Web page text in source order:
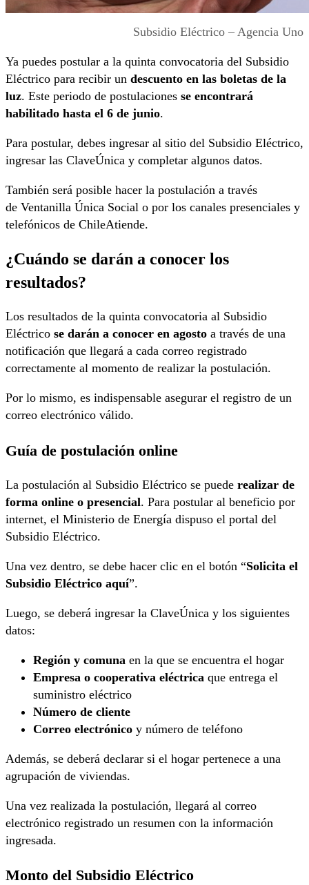
Subsidio Eléctrico – Agencia Uno
Ya puedes postular a la quinta convocatoria del Subsidio
Eléctrico para recibir un descuento en las boletas de la
luz. Este periodo de postulaciones se encontrará
habilitado hasta el 6 de junio.
Para postular, debes ingresar al sitio del Subsidio Eléctrico,
ingresar las ClaveÚnica y completar algunos datos.
También será posible hacer la postulación a través
de Ventanilla Única Social o por los canales presenciales y
telefónicos de ChileAtiende.
¿Cuándo se darán a conocer los
resultados?
Los resultados de la quinta convocatoria al Subsidio
Eléctrico se darán a conocer en agosto a través de una
notificación que llegará a cada correo registrado
correctamente al momento de realizar la postulación.
Por lo mismo, es indispensable asegurar el registro de un
correo electrónico válido.
Guía de postulación online
La postulación al Subsidio Eléctrico se puede realizar de
forma online o presencial. Para postular al beneficio por
internet, el Ministerio de Energía dispuso el portal del
Subsidio Eléctrico.
Una vez dentro, se debe hacer clic en el botón “Solicita el
Subsidio Eléctrico aquí”.
Luego, se deberá ingresar la ClaveÚnica y los siguientes
datos:
Región y comuna en la que se encuentra el hogar
Empresa o cooperativa eléctrica que entrega el
suministro eléctrico
Número de cliente
Correo electrónico y número de teléfono
Además, se deberá declarar si el hogar pertenece a una
agrupación de viviendas.
Una vez realizada la postulación, llegará al correo
electrónico registrado un resumen con la información
ingresada.
Monto del Subsidio Eléctrico